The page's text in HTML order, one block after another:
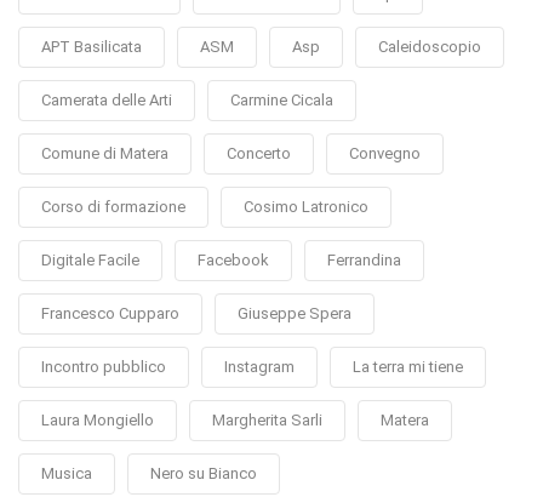
APT Basilicata ASM Asp Caleidoscopio
Camerata delle Arti Carmine Cicala
Comune di Matera Concerto Convegno
Corso di formazione Cosimo Latronico
Digitale Facile Facebook Ferrandina
Francesco Cupparo Giuseppe Spera
Incontro pubblico Instagram La terra mi tiene
Laura Mongiello Margherita Sarli Matera
Musica Nero su Bianco